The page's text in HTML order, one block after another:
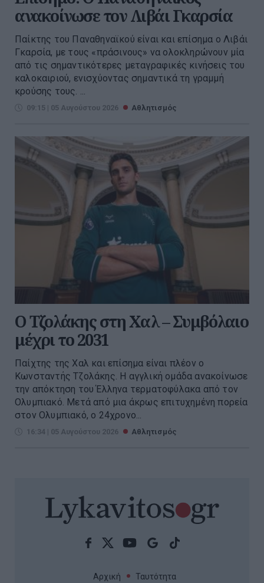
ανακοίνωσε τον Λιβάι Γκαρσία
Παίκτης του Παναθηναϊκού είναι και επίσημα ο Λιβάι
Γκαρσία, με τους «πράσινους» να ολοκληρώνουν μία
από τις σημαντικότερες μεταγραφικές κινήσεις του
καλοκαιριού, ενισχύοντας σημαντικά τη γραμμή
κρούσης τους. ...
09:15 | 05 Αυγούστου 2026 Αθλητισμός
Ο Τζολάκης στη Χαλ – Συμβόλαιο
μέχρι το 2031
Παίχτης της Χαλ και επίσημα είναι πλέον ο
Κωνσταντής Τζολάκης. Η αγγλική ομάδα ανακοίνωσε
την απόκτηση του Έλληνα τερματοφύλακα από τον
Ολυμπιακό. Μετά από μια άκρως επιτυχημένη πορεία
στον Ολυμπιακό, ο 24χρονο...
16:34 | 05 Αυγούστου 2026 Αθλητισμός
Αρχική
Ταυτότητα